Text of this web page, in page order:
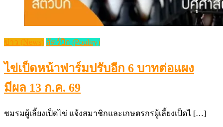
ข่าว (News) สัตว์ปีก (Poultry)
ไข่เป็ดหน้าฟาร์มปรับอีก 6 บาทต่อแผง
มีผล 13 ก.ค. 69
ชมรมผู้เลี้ยงเป็ดไข่ แจ้งสมาชิกและเกษตรกรผู้เลี้ยงเป็ดไ […]